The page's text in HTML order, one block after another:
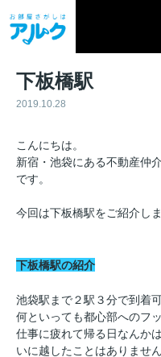
下板橋駅
2019.10.28
こんにちは。
新宿・池袋にある不動産仲
です。
今回は下板橋駅をご紹介しま
下板橋駅の紹介
池袋駅まで２駅３分で到着
何といっても都心部へのフ
仕事に疲れて帰る日なんか
いに越したことはありません